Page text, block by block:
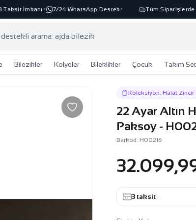
İmkanı✦ 7/24 WhatsApp Destek✦ Tüm Siparişlerde
Bilezikler Kolyeler Bileklikler Çocuk Takım
Koleksiyon: Halat Zincir
22 Ayar Altın
Paksoy -
Barkod: H00216
3 taksit ·